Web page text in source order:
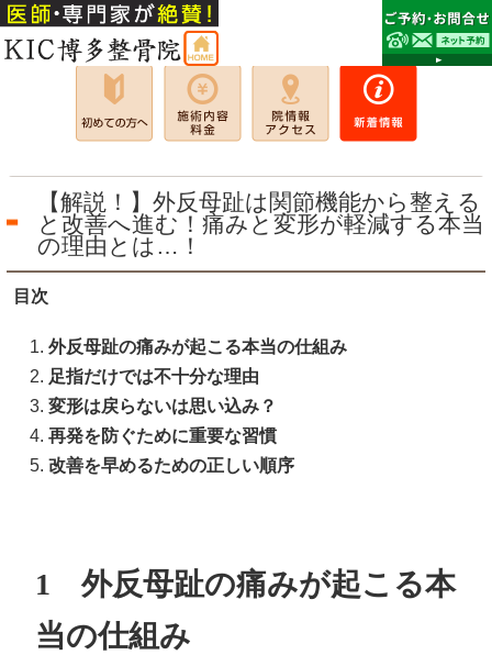
【解説！】外反母趾は関節機能から整える
と改善へ進む！痛みと変形が軽減する本当
の理由とは…！
目次
外反母趾の痛みが起こる本当の仕組み
足指だけでは不十分な理由
変形は戻らないは思い込み？
再発を防ぐために重要な習慣
改善を早めるための正しい順序
1 外反母趾の痛みが起こる本
当の仕組み